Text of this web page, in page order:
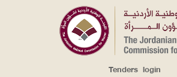
Top
Tenders login